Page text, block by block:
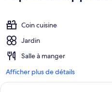
Coin cuisine
Jardin
Salle à manger
Afficher plus de détails